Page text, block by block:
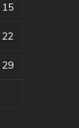
15
22
29